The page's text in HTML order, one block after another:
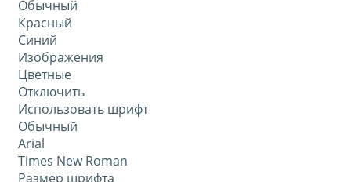
Обычный
Красный
Синий
Изображения
Цветные
Отключить
Использовать шрифт
Обычный
Arial
Times New Roman
Размер шрифта